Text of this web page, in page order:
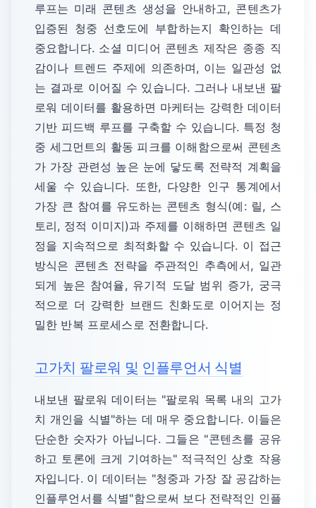
루프는 미래 콘텐츠 생성을 안내하고, 콘텐츠가
입증된 청중 선호도에 부합하는지 확인하는 데
중요합니다. 소셜 미디어 콘텐츠 제작은 종종 직
감이나 트렌드 주제에 의존하며, 이는 일관성 없
는 결과로 이어질 수 있습니다. 그러나 내보낸 팔
로워 데이터를 활용하면 마케터는 강력한 데이터
기반 피드백 루프를 구축할 수 있습니다. 특정 청
중 세그먼트의 활동 피크를 이해함으로써 콘텐츠
가 가장 관련성 높은 눈에 닿도록 전략적 계획을
세울 수 있습니다. 또한, 다양한 인구 통계에서
가장 큰 참여를 유도하는 콘텐츠 형식(예: 릴, 스
토리, 정적 이미지)과 주제를 이해하면 콘텐츠 일
정을 지속적으로 최적화할 수 있습니다. 이 접근
방식은 콘텐츠 전략을 주관적인 추측에서, 일관
되게 높은 참여율, 유기적 도달 범위 증가, 궁극
적으로 더 강력한 브랜드 친화도로 이어지는 정
밀한 반복 프로세스로 전환합니다.
고가치 팔로워 및 인플루언서 식별
내보낸 팔로워 데이터는 "팔로워 목록 내의 고가
치 개인을 식별"하는 데 매우 중요합니다. 이들은
단순한 숫자가 아닙니다. 그들은 "콘텐츠를 공유
하고 토론에 크게 기여하는" 적극적인 상호 작용
자입니다. 이 데이터는 "청중과 가장 잘 공감하는
인플루언서를 식별"함으로써 보다 전략적인 인플